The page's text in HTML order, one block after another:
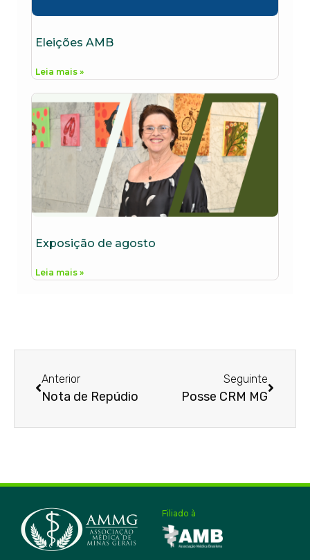
Eleições AMB
Leia mais »
Exposição de agosto
Leia mais »
Anterior
Nota de Repúdio
Seguinte
Posse CRM MG
Filiado à